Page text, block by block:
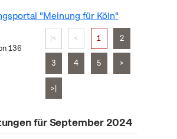
"Meinung für Köln"
136
|< < 1 2
3 4 5 >
>|
für September 2024